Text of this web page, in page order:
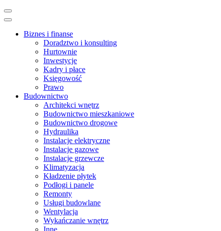
Skip
to
(Press
Biznes i finanse
Doradztwo i konsulting
Hurtownie
Inwestycje
Kadry i płace
Księgowość
Prawo
Budownictwo
Architekci wnętrz
Budownictwo mieszkaniowe
Budownictwo drogowe
Hydraulika
Instalacje elektryczne
Instalacje gazowe
Instalacje grzewcze
Klimatyzacja
Kładzenie płytek
Podłogi i panele
Remonty
Usługi budowlane
Wentylacja
Wykańczanie wnętrz
Inne